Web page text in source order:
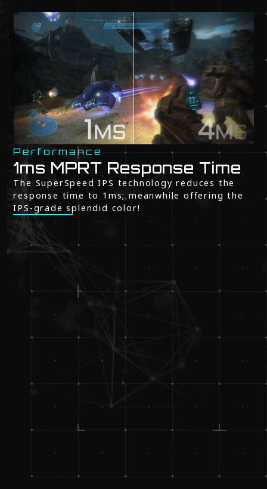
Performance
1ms MPRT Response Time
The SuperSpeed IPS technology reduces the
response time to 1ms; meanwhile offering the
IPS-grade splendid color!